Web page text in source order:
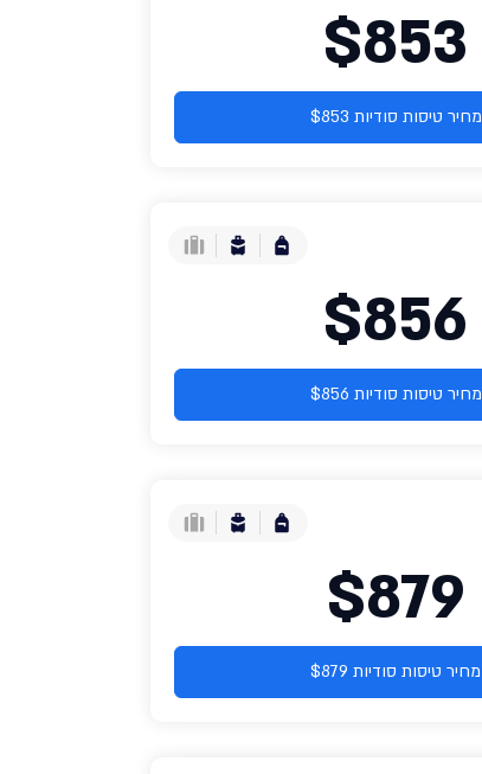
$853
מחיר טיסות סודיות $853
$856
מחיר טיסות סודיות $856
$879
מחיר טיסות סודיות $879